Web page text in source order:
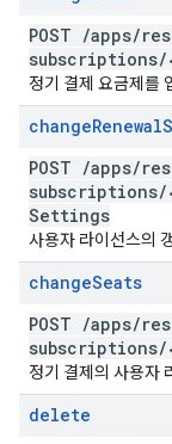
POST /apps/
subscriptions/
정기 결제 요금제를
changeRenewal
POST /apps/
subscriptions/
Settings
사용자 라이선스의
changeSeats
POST /apps/
subscriptions/
정기 결제의 사용자
delete